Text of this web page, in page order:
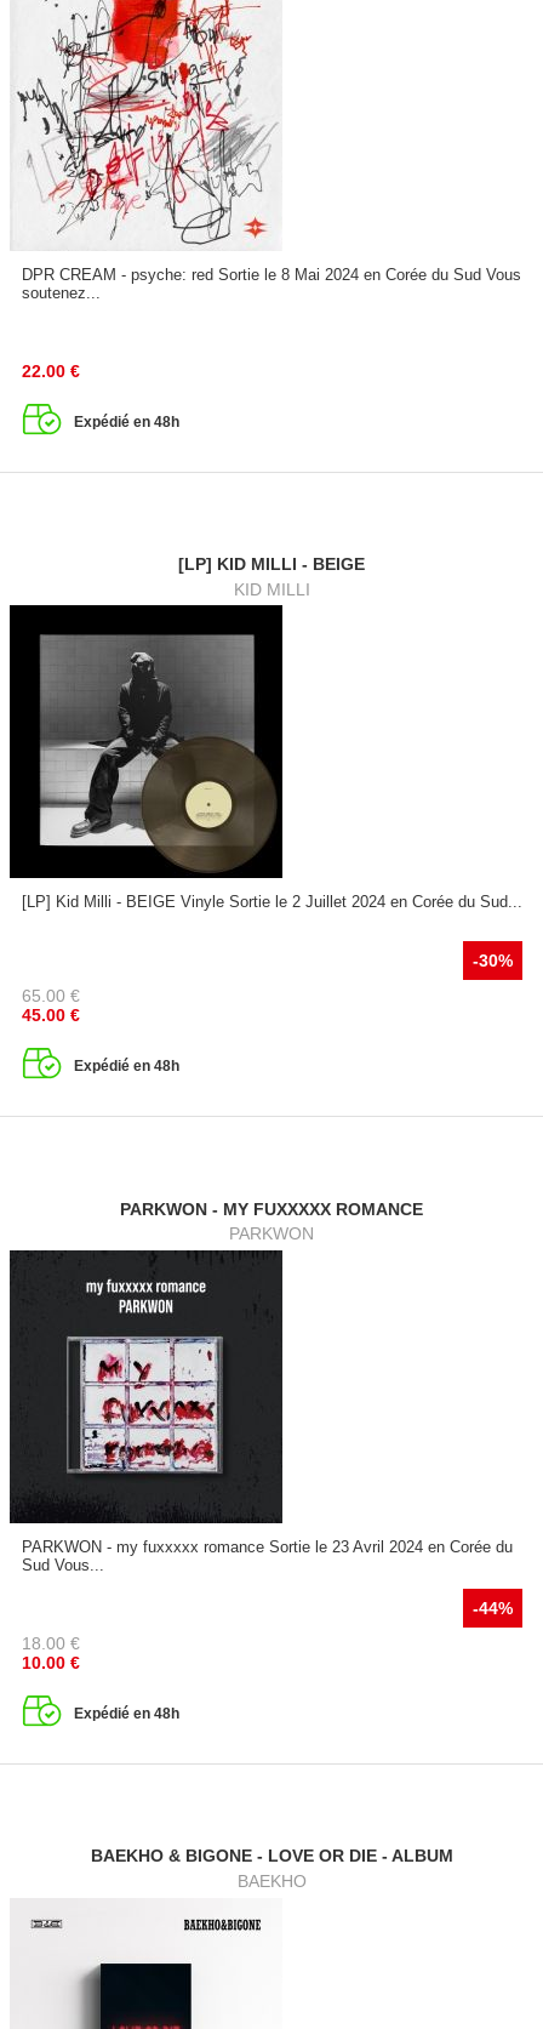
DPR CREAM - psyche: red Sortie le 8 Mai 2024 en Corée du Sud Vous
soutenez...
22.00 €
Expédié en 48h
[LP] KID MILLI - BEIGE
KID MILLI
[LP] Kid Milli - BEIGE Vinyle Sortie le 2 Juillet 2024 en Corée du Sud...
-30%
65.00 €
45.00 €
Expédié en 48h
PARKWON - MY FUXXXXX ROMANCE
PARKWON
PARKWON - my fuxxxxx romance Sortie le 23 Avril 2024 en Corée du
Sud Vous...
-44%
18.00 €
10.00 €
Expédié en 48h
BAEKHO & BIGONE - LOVE OR DIE - ALBUM
BAEKHO